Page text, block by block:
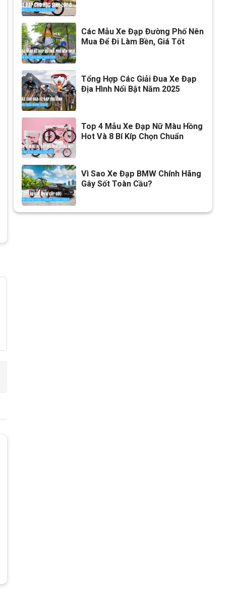
Các Mẫu Xe Đạp Đường Phố Nên
Mua Để Đi Làm Bền, Giá Tốt
Tổng Hợp Các Giải Đua Xe Đạp
Địa Hình Nổi Bật Năm 2025
Top 4 Mẫu Xe Đạp Nữ Màu Hồng
Hot Và 8 Bí Kíp Chọn Chuẩn
Vì Sao Xe Đạp BMW Chính Hãng
Gây Sốt Toàn Cầu?